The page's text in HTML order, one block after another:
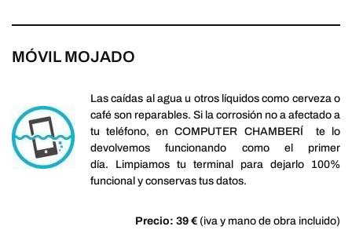
MÓVIL MOJADO
Las caídas al agua u otros líquidos como cerveza o
café son reparables. Si la corrosión no a afectado a
tu teléfono, en COMPUTER CHAMBERÍ te lo
devolvemos funcionando como el primer
día. Limpiamos tu terminal para dejarlo 100%
funcional y conservas tus datos.
Precio: 39 € (iva y mano de obra incluido)